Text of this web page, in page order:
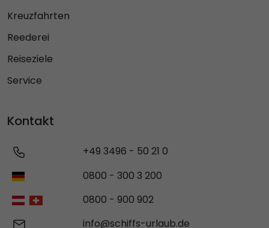
Kreuzfahrten
Reederei
Reiseziele
Service
Kontakt
+49 3496 - 50 21 0
0800 - 300 3 200
0800 - 900 902
info@schiffs-urlaub.de